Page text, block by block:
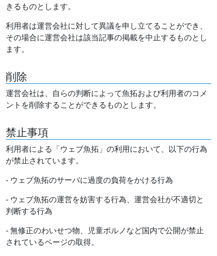
きるものとします。
利用者は運営会社に対して異議を申し立てることができ、
その場合に運営会社は該当記事の掲載を中止するものとし
ます。
削除
運営会社は、自らの判断によって魚拓および利用者のコメ
ントを削除することができるものとします。
禁止事項
利用者による「ウェブ魚拓」の利用において、以下の行為
が禁止されています。
- ウェブ魚拓のサーバに過度の負荷をかける行為
- ウェブ魚拓の運営を妨害する行為、運営会社が不適切と
判断する行為
- 無修正のわいせつ物、児童ポルノなど国内で公開が禁止
されているページの取得。